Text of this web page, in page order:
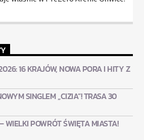
16 KRAJÓW, NOWA PORA I HITY Z
SINGLEM „CIZIA”! TRASA 30
POWRÓT ŚWIĘTA MIASTA!